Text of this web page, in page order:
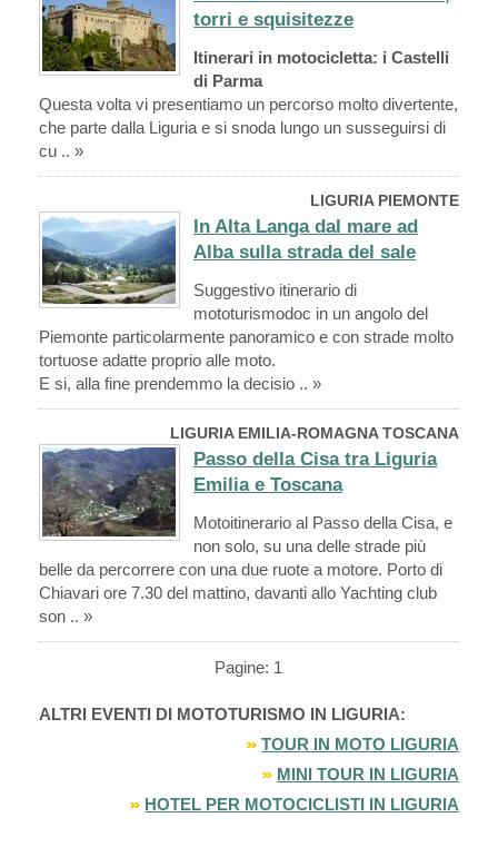
torri e squisitezze
Itinerari in motocicletta: i Castelli
di Parma
Questa volta vi presentiamo un percorso molto divertente,
che parte dalla Liguria e si snoda lungo un susseguirsi di
cu .. »
LIGURIA PIEMONTE
In Alta Langa dal mare ad
Alba sulla strada del sale
Suggestivo itinerario di
mototurismodoc in un angolo del
Piemonte particolarmente panoramico e con strade molto
tortuose adatte proprio alle moto.
E si, alla fine prendemmo la decisio .. »
LIGURIA EMILIA-ROMAGNA TOSCANA
Passo della Cisa tra Liguria
Emilia e Toscana
Motoitinerario al Passo della Cisa, e
non solo, su una delle strade più
belle da percorrere con una due ruote a motore. Porto di
Chiavari ore 7.30 del mattino, davanti allo Yachting club
son .. »
Pagine: 1
ALTRI EVENTI DI MOTOTURISMO IN LIGURIA:
TOUR IN MOTO LIGURIA
MINI TOUR IN LIGURIA
HOTEL PER MOTOCICLISTI IN LIGURIA